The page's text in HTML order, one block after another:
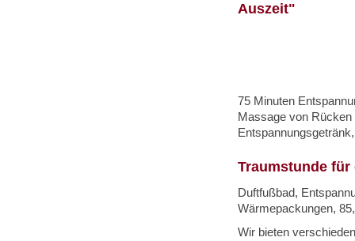
Auszeit"
75 Minuten
Massage von
Traumstunde für
Duftfußbad,
Wärmepackungen,
Wir bieten